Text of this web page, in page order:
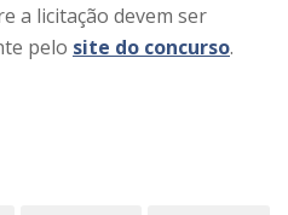
a licitação devem ser
pelo site do concurso.